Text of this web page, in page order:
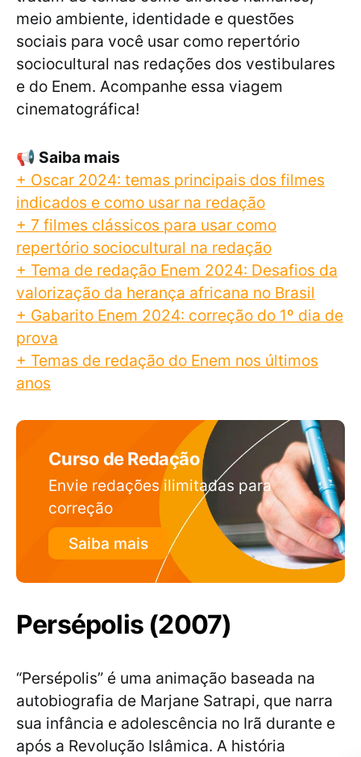
meio ambiente, identidade e questões
sociais para você usar como repertório
sociocultural nas redações dos vestibulares
e do Enem. Acompanhe essa viagem
cinematográfica!
📢 Saiba mais
+ Oscar 2024: temas principais dos filmes
indicados e como usar na redação
+ 7 filmes clássicos para usar como
repertório sociocultural na redação
+ Tema de redação Enem 2024: Desafios da
valorização da herança africana no Brasil
+ Gabarito Enem 2024: correção do 1º dia de
prova
+ Temas de redação do Enem nos últimos
anos
Curso de Redação
Envie redações ilimitadas para
correção
Saiba mais
Persépolis (2007)
“Persépolis” é uma animação baseada na
autobiografia de Marjane Satrapi, que narra
sua infância e adolescência no Irã durante e
após a Revolução Islâmica. A história